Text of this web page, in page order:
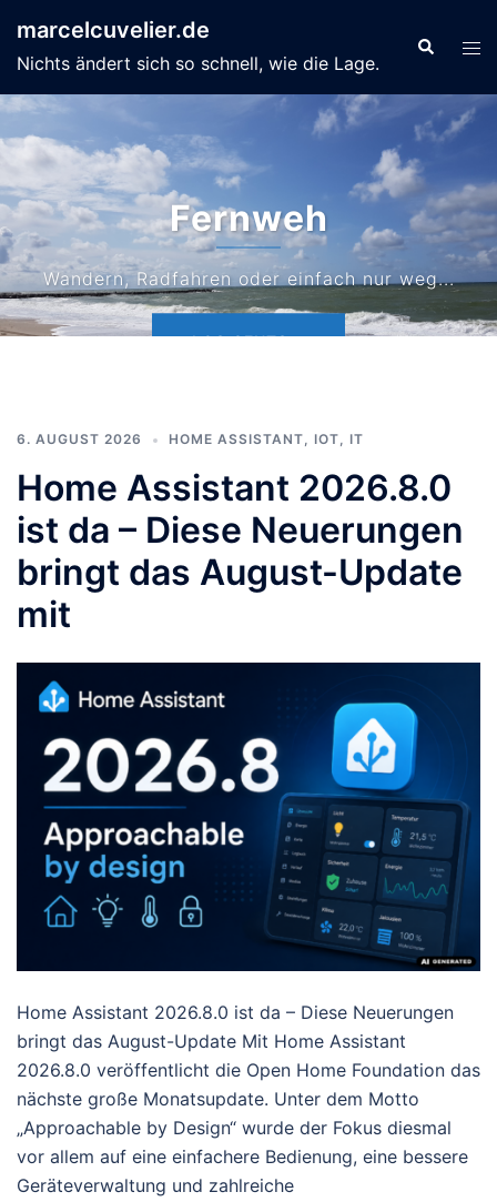
Inhalt
springen
marcelcuvelier.de
Nichts ändert sich so schnell, wie die Lage.
Suche
Fernweh
Wandern, Radfahren oder einfach nur weg...
LOS GEHTS...
6. AUGUST 2026 HOME ASSISTANT IOT IT
Home Assistant 2026.8.0
ist da – Diese Neuerungen
bringt das August-Update
mit
Home Assistant 2026.8.0 ist da – Diese Neuerungen
bringt das August-Update Mit Home Assistant
2026.8.0 veröffentlicht die Open Home Foundation das
nächste große Monatsupdate. Unter dem Motto
„Approachable by Design“ wurde der Fokus diesmal
vor allem auf eine einfachere Bedienung, eine bessere
Geräteverwaltung und zahlreiche